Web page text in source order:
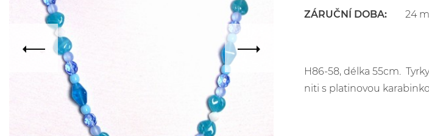
ZÁRUČNÍ DOBA: 24
H86-58, délka 55cm.
niti s platinovou